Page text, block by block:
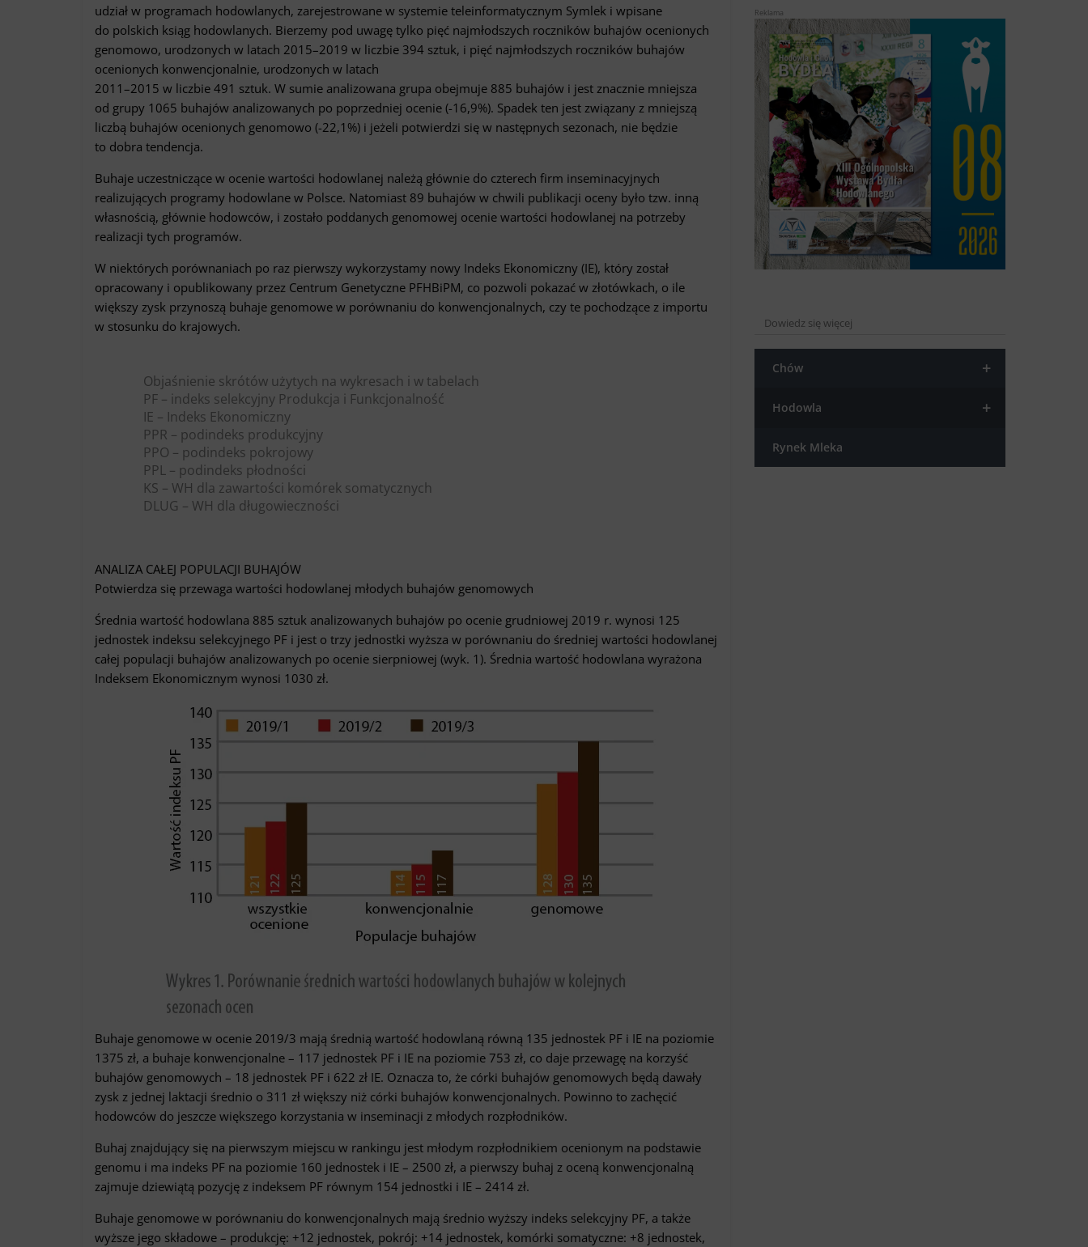
udział w programach hodowlanych, zarejestrowane w systemie teleinformatycznym Symlek i wpisane
do polskich ksiąg hodowlanych. Bierzemy pod uwagę tylko pięć najmłodszych roczników buhajów ocenionych
genomowo, urodzonych w latach 2015–2019 w liczbie 394 sztuk, i pięć najmłodszych roczników buhajów
ocenionych konwencjonalnie, urodzonych w latach
2011–2015 w liczbie 491 sztuk. W sumie analizowana grupa obejmuje 885 buhajów i jest znacznie mniejsza
od grupy 1065 buhajów analizowanych po poprzedniej ocenie (-16,9%). Spadek ten jest związany z mniejszą
liczbą buhajów ocenionych genomowo (-22,1%) i jeżeli potwierdzi się w następnych sezonach, nie będzie
to dobra tendencja.
Buhaje uczestniczące w ocenie wartości hodowlanej należą głównie do czterech firm inseminacyjnych
realizujących programy hodowlane w Polsce. Natomiast 89 buhajów w chwili publikacji oceny było tzw. inną
własnością, głównie hodowców, i zostało poddanych genomowej ocenie wartości hodowlanej na potrzeby
realizacji tych programów.
W niektórych porównaniach po raz pierwszy wykorzystamy nowy Indeks Ekonomiczny (IE), który został
opracowany i opublikowany przez Centrum Genetyczne PFHBiPM, co pozwoli pokazać w złotówkach, o ile
większy zysk przynoszą buhaje genomowe w porównaniu do konwencjonalnych, czy te pochodzące z importu
w stosunku do krajowych.
Objaśnienie skrótów użytych na wykresach i w tabelach
PF – indeks selekcyjny Produkcja i Funkcjonalność
IE – Indeks Ekonomiczny
PPR – podindeks produkcyjny
PPO – podindeks pokrojowy
PPL – podindeks płodności
KS – WH dla zawartości komórek somatycznych
DLUG – WH dla długowieczności
ANALIZA CAŁEJ POPULACJI BUHAJÓW
Potwierdza się przewaga wartości hodowlanej młodych buhajów genomowych
Średnia wartość hodowlana 885 sztuk analizowanych buhajów po ocenie grudniowej 2019 r. wynosi 125
jednostek indeksu selekcyjnego PF i jest o trzy jednostki wyższa w porównaniu do średniej wartości hodowlanej
całej populacji buhajów analizowanych po ocenie sierpniowej (wyk. 1). Średnia wartość hodowlana wyrażona
Indeksem Ekonomicznym wynosi 1030 zł.
Buhaje genomowe w ocenie 2019/3 mają średnią wartość hodowlaną równą 135 jednostek PF i IE na poziomie
1375 zł, a buhaje konwencjonalne – 117 jednostek PF i IE na poziomie 753 zł, co daje przewagę na korzyść
buhajów genomowych – 18 jednostek PF i 622 zł IE. Oznacza to, że córki buhajów genomowych będą dawały
zysk z jednej laktacji średnio o 311 zł większy niż córki buhajów konwencjonalnych. Powinno to zachęcić
hodowców do jeszcze większego korzystania w inseminacji z młodych rozpłodników.
Buhaj znajdujący się na pierwszym miejscu w rankingu jest młodym rozpłodnikiem ocenionym na podstawie
genomu i ma indeks PF na poziomie 160 jednostek i IE – 2500 zł, a pierwszy buhaj z oceną konwencjonalną
zajmuje dziewiątą pozycję z indeksem PF równym 154 jednostki i IE – 2414 zł.
Buhaje genomowe w porównaniu do konwencjonalnych mają średnio wyższy indeks selekcyjny PF, a także
wyższe jego składowe – produkcję: +12 jednostek, pokrój: +14 jednostek, komórki somatyczne: +8 jednostek,
Reklama
Dowiedz się więcej
+
Chów
+
Hodowla
Rynek Mleka